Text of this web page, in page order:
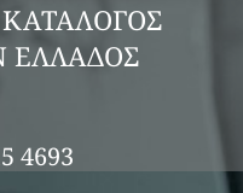
ΕΛΛΑΔΟΣ
4693